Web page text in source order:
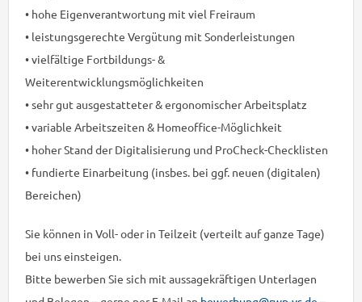
• hohe Eigenverantwortung mit viel Freiraum
• leistungsgerechte Vergütung mit Sonderleistungen
• vielfältige Fortbildungs- &
Weiterentwicklungsmöglichkeiten
• sehr gut ausgestatteter & ergonomischer Arbeitsplatz
• variable Arbeitszeiten & Homeoffice-Möglichkeit
• hoher Stand der Digitalisierung und ProCheck-Checklisten
• fundierte Einarbeitung (insbes. bei ggf. neuen (digitalen)
Bereichen)
Sie können in Voll- oder in Teilzeit (verteilt auf ganze Tage)
bei uns einsteigen.
Bitte bewerben Sie sich mit aussagekräftigen Unterlagen